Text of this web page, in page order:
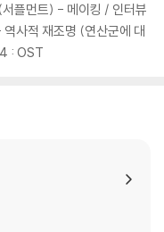
하겠어 어디?”
오리라는 명목으로 형벌
해 왕이 후궁에게 사약을 내
게 사약을 받았던 생모 폐
의 여자들을 칼로 베어 죽
다로 변하자, 흥을 잃은 장생
플먼트) - 메이킹 / 인터뷰
사적 재조명 (연산군에 대
: OST